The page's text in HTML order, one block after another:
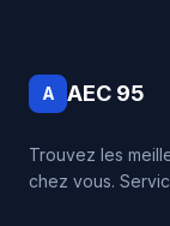
A AEC 95
Trouvez les
chez vous.